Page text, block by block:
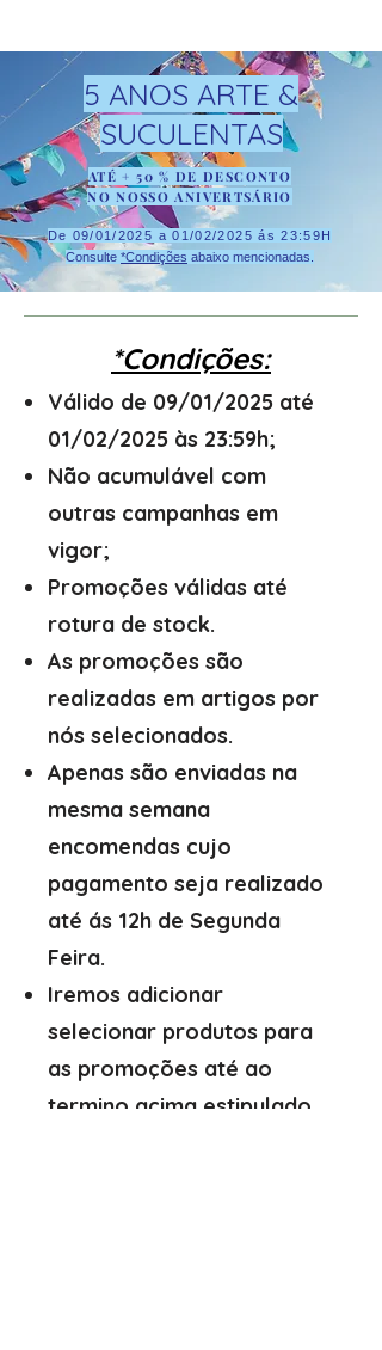
5 ANOS ARTE &
SUCULENTAS
ATÉ + 50 % DE DESCONTO
NO NOSSO ANIVERTSÁRIO
De 09/01/2025 a 01/02/2025 ás 23:59H
Consulte *Condições abaixo mencionadas.
*Condições:
Válido de 09/01/2025 até
01/02/2025 às 23:59h;
Não acumulável com
outras campanhas em
vigor;
Promoções válidas até
rotura de stock.
As promoções são
realizadas em artigos por
nós selecionados.
Apenas são enviadas na
mesma semana
encomendas cujo
pagamento seja realizado
até ás 12h de Segunda
Feira.
Iremos adicionar
selecionar produtos para
as promoções até ao
termino acima estipulado.